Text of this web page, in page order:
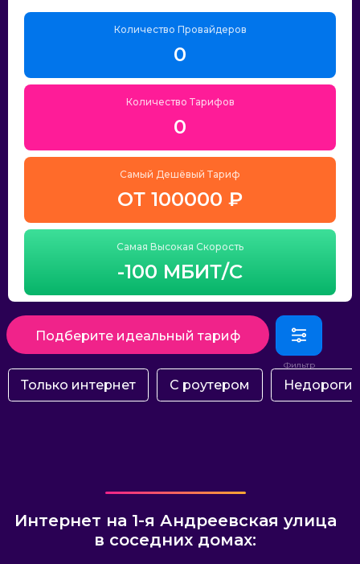
Количество Провайдеров
0
Количество Тарифов
0
Самый Дешёвый Тариф
ОТ 100000 ₽
Самая Высокая Скорость
-100 МБИТ/С
Подберите идеальный тариф
Только интернет С роутером Недорогие
Интернет на 1-я Андреевская улица
в соседних домах: